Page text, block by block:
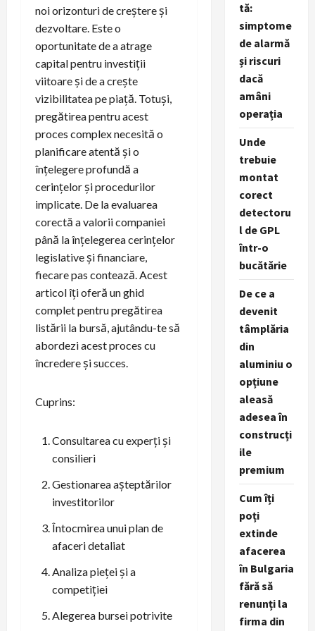
noi orizonturi de creștere și
dezvoltare. Este o
oportunitate de a atrage
capital pentru investiții
viitoare și de a crește
vizibilitatea pe piață. Totuși,
pregătirea pentru acest
proces complex necesită o
planificare atentă și o
înțelegere profundă a
cerințelor și procedurilor
implicate. De la evaluarea
corectă a valorii companiei
până la înțelegerea cerințelor
legislative și financiare,
fiecare pas contează. Acest
articol îți oferă un ghid
complet pentru pregătirea
listării la bursă, ajutându-te să
abordezi acest proces cu
încredere și succes.
Cuprins:
Consultarea cu experți și
consilieri
Gestionarea așteptărilor
investitorilor
Întocmirea unui plan de
afaceri detaliat
Analiza pieței și a
competiției
Alegerea bursei potrivite
tă:
simptome
de alarmă
și riscuri
dacă
amâni
operația
Unde
trebuie
montat
corect
detectoru
l de GPL
într-o
bucătărie
De ce a
devenit
tâmplăria
din
aluminiu o
opțiune
aleasă
adesea în
construcți
ile
premium
Cum îți
poți
extinde
afacerea
în Bulgaria
fără să
renunți la
firma din